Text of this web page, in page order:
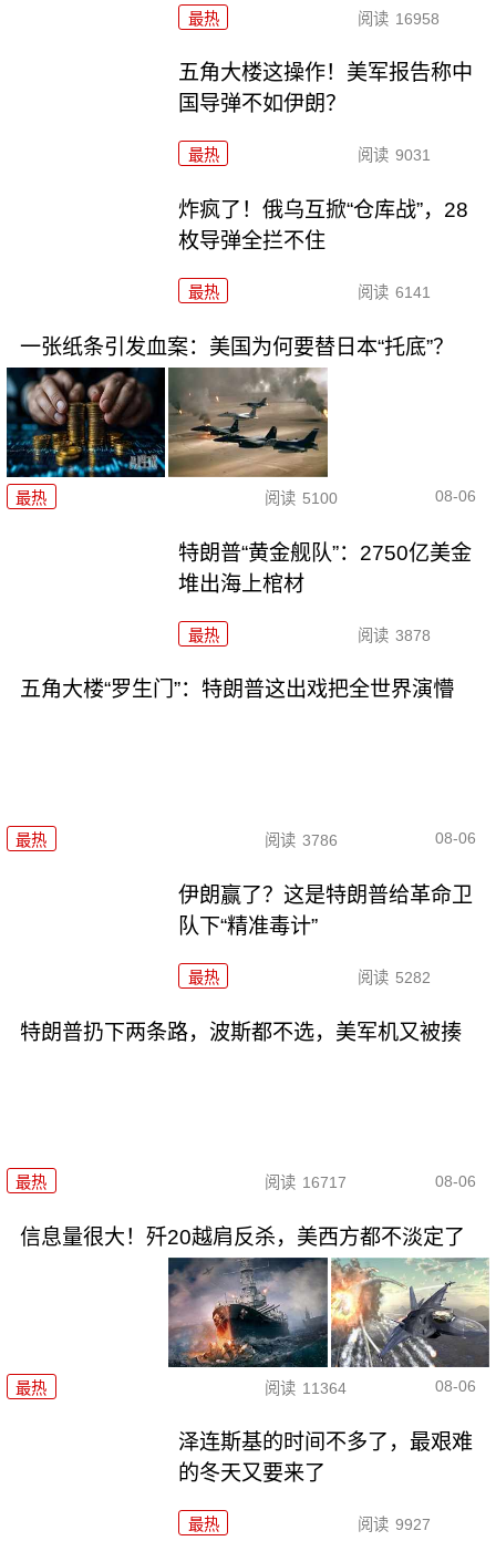
最热 阅读 16958
五角大楼这操作！美军报告称中
国导弹不如伊朗？
最热 阅读 9031
炸疯了！俄乌互掀“仓库战”，28
枚导弹全拦不住
最热 阅读 6141
一张纸条引发血案：美国为何要替日本“托底”？
最热 阅读 5100 08-06
特朗普“黄金舰队”：2750亿美金
堆出海上棺材
最热 阅读 3878
五角大楼“罗生门”：特朗普这出戏把全世界演懵
最热 阅读 3786 08-06
伊朗赢了？这是特朗普给革命卫
队下“精准毒计”
最热 阅读 5282
特朗普扔下两条路，波斯都不选，美军机又被揍
最热 阅读 16717 08-06
信息量很大！歼20越肩反杀，美西方都不淡定了
最热 阅读 11364 08-06
泽连斯基的时间不多了，最艰难
的冬天又要来了
最热 阅读 9927